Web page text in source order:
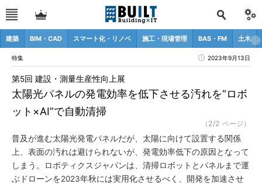
建築 BIM・CAD スマート化・リノベ 施工・現場管理 BAS・FM 土木
特集 2023年9月13日
太陽光パネルの発電効率を低下させる汚れを“ロボ
ット×AI”で自動清掃
第5回 建設・測量生産性向上展
（2/2 ページ）
普及が進む太陽光発電パネルだが、太陽に向けて設置する関係
上、表面の汚れは避けられないが、発電効率低下の原因となって
しまう。ロボティクスジャパンは、清掃ロボットとパネルまで運
ぶドローンを2023年秋には実用化させるべく、開発を加速させ